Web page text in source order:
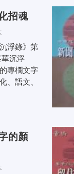
招魂
浮錄》第
沉浮
專欄文字
、語文、
的顏